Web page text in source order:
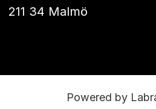
211 34 Malmö
Powered by